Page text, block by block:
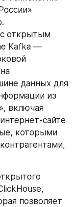
открытым
Kafka —
данных для
из
включая
сайте
которыми
позволяет